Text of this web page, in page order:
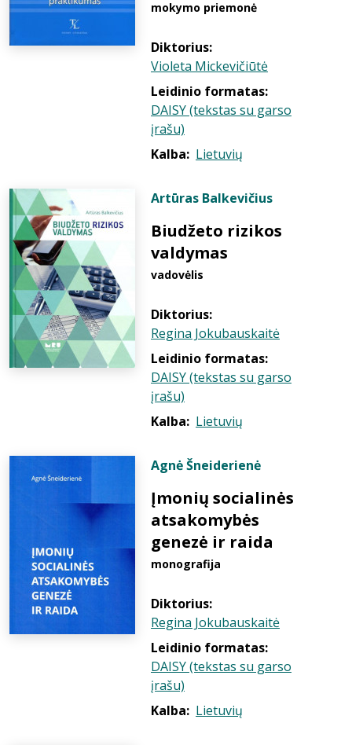
mokymo priemonė
Diktorius:
Violeta Mickevičiūtė
Leidinio formatas:
DAISY (tekstas su garso
įrašu)
Kalba: Lietuvių
Artūras Balkevičius
Biudžeto rizikos
valdymas
vadovėlis
Diktorius:
Regina Jokubauskaitė
Leidinio formatas:
DAISY (tekstas su garso
įrašu)
Kalba: Lietuvių
Agnė Šneiderienė
Įmonių socialinės
atsakomybės
genezė ir raida
monografija
Diktorius:
Regina Jokubauskaitė
Leidinio formatas:
DAISY (tekstas su garso
įrašu)
Kalba: Lietuvių